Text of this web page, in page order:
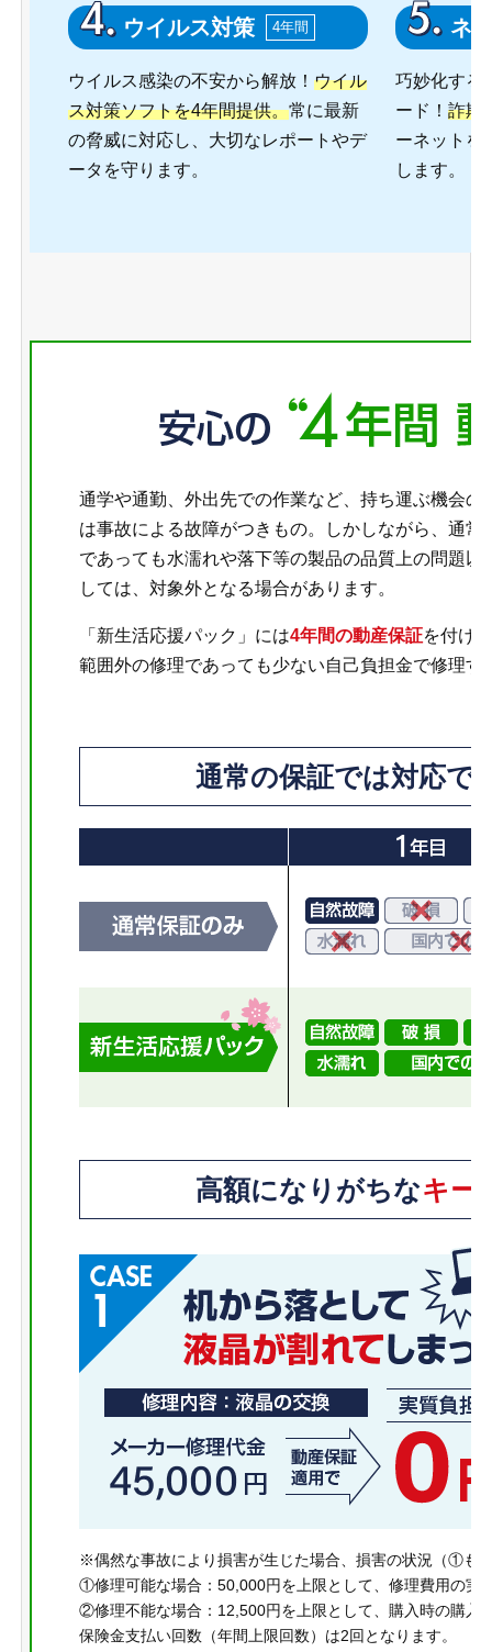
ウイルス対策 4年間
ウイルス感染の不安から解放！ ウイル
ス対策ソフトを4年間提供。常に最新
の脅威に対応し、大切なレポートやデ
ータを守ります。
ネ
巧妙化する
ード！詐欺
ーネットを
します。
通学や通勤、外出先での作業など、持ち運ぶ機会の
は事故による故障がつきもの。しかしながら、通常
であっても水濡れや落下等の製品の品質上の問題以
しては、対象外となる場合があります。
「新生活応援パック」には4年間の動産保証を付け
範囲外の修理であっても少ない自己負担金で修理す
通常の保証では対応で
高額になりがちなキー
※偶然な事故により損害が生じた場合、損害の状況（①も
①修理可能な場合：50,000円を上限として、修理費用の実
②修理不能な場合：12,500円を上限として、購入時の購入
保険金支払い回数（年間上限回数）は2回となります。